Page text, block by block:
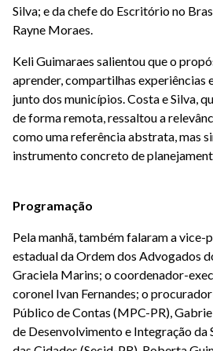
Silva; e da chefe do Escritório no
Rayne Moraes.
Keli Guimaraes salientou que o
aprender, compartilhas experiências
junto dos municípios. Costa e Silva,
de forma remota, ressaltou a
como uma referência abstrata, mas
instrumento concreto de
Programação
Pela manhã, também falaram a vice-
estadual da Ordem dos Advogados
Graciela Marins; o coordenador-
coronel Ivan Fernandes; o
Público de Contas (MPC-PR),
de Desenvolvimento e Integração da